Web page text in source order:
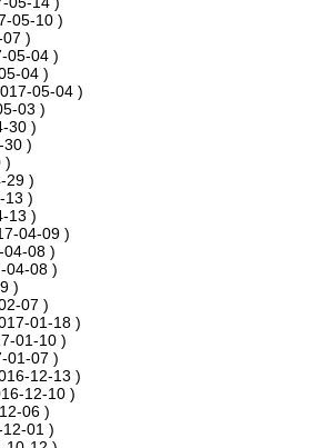
05-10 )
)
05-04 )
04 )
05-04 )
03 )
30 )
30 )
)
29 )
13 )
13 )
04-09 )
04-08 )
04-08 )
)
07 )
01-18 )
01-10 )
01-07 )
12-13 )
12-10 )
06 )
01 )